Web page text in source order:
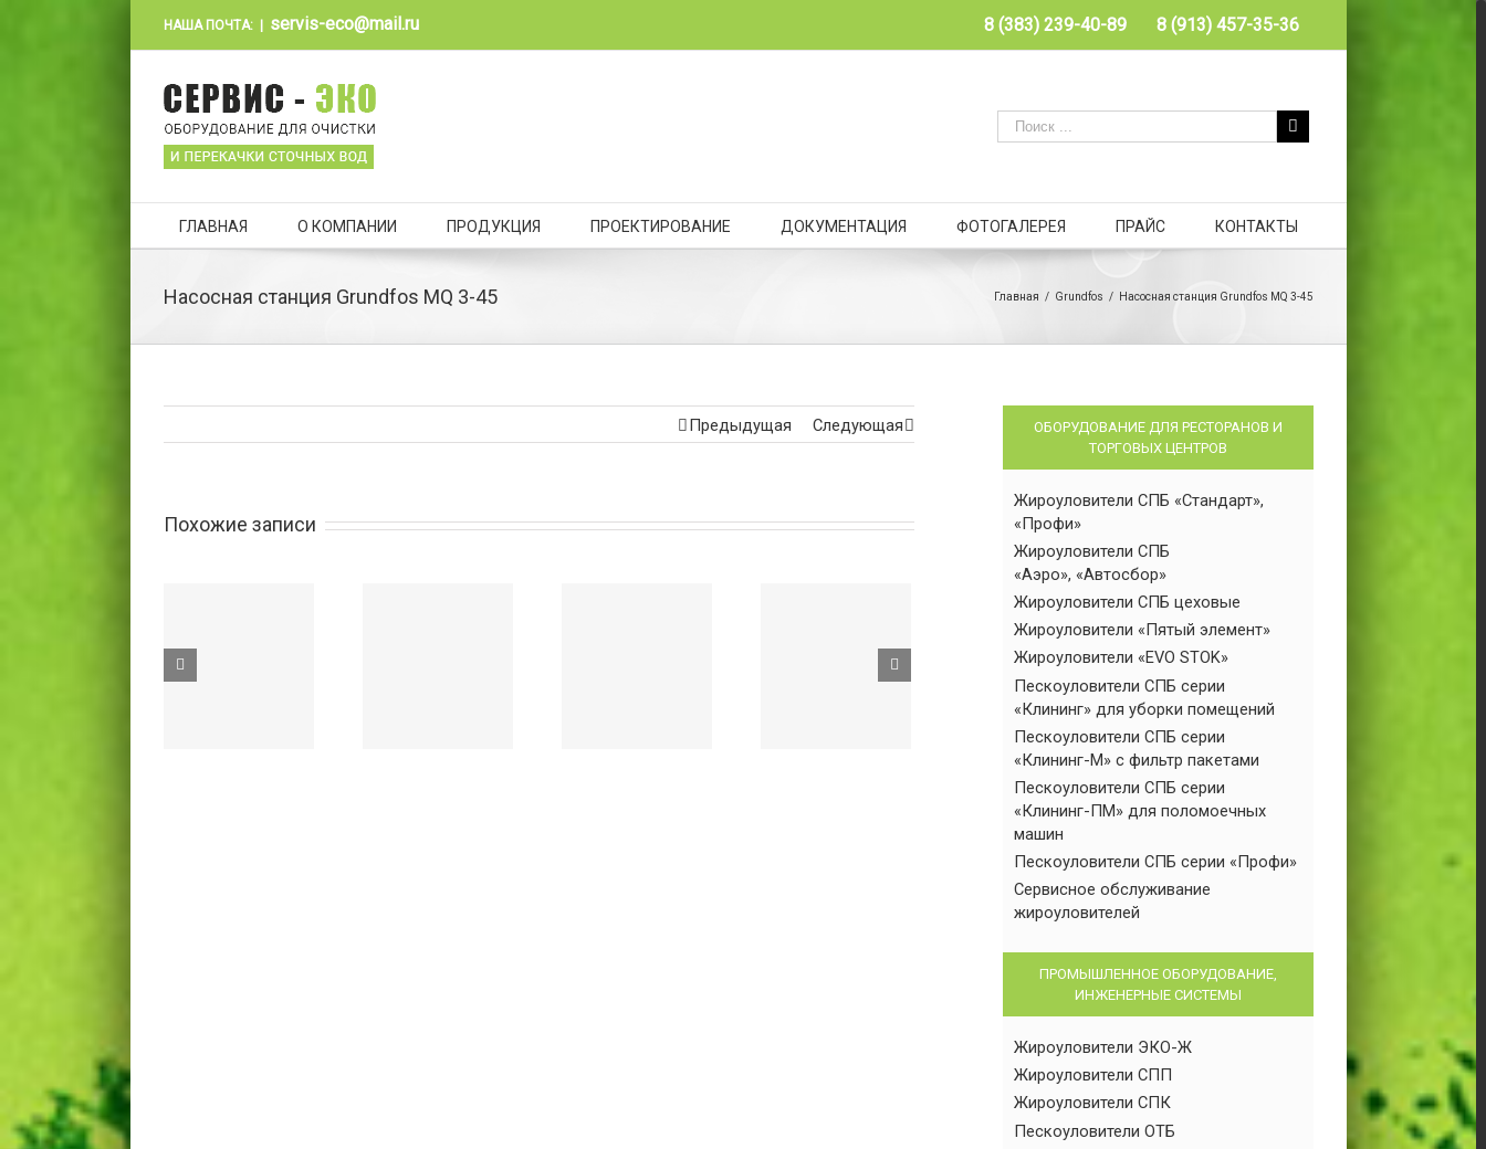
НАША ПОЧТА: servis-eco@mail.ru 8 (383) 239-40-89 8 (913) 457-35-36
ГЛАВНАЯ О КОМПАНИИ ПРОДУКЦИЯ ПРОЕКТИРОВАНИЕ ДОКУМЕНТАЦИЯ ФОТОГАЛЕРЕЯ ПРАЙС КОНТАКТЫ
Насосная станция Grundfos MQ 3-45 Главная / Grundfos / Насосная станция Grundfos MQ 3-45
Предыдущая Следующая
Похожие записи
ОБОРУДОВАНИЕ ДЛЯ РЕСТОРАНОВ И
ТОРГОВЫХ ЦЕНТРОВ
Жироуловители СПБ «Стандарт»,
«Профи»
Жироуловители СПБ
«Аэро», «Автосбор»
Жироуловители СПБ цеховые
Жироуловители «Пятый элемент»
Жироуловители «EVO STOK»
Пескоуловители СПБ серии
«Клининг» для уборки помещений
Пескоуловители СПБ серии
«Клининг-М» с фильтр пакетами
Пескоуловители СПБ серии
«Клининг-ПМ» для поломоечных
машин
Пескоуловители СПБ серии «Профи»
Сервисное обслуживание
жироуловителей
ПРОМЫШЛЕННОЕ ОБОРУДОВАНИЕ,
ИНЖЕНЕРНЫЕ СИСТЕМЫ
Жироуловители ЭКО-Ж
Жироуловители СПП
Жироуловители СПК
Пескоуловители ОТБ